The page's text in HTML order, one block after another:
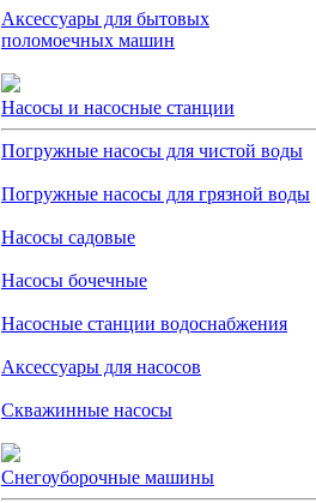
Аксессуары для бытовых
поломоечных машин
Насосы и насосные станции
Погружные насосы для чистой воды
Погружные насосы для грязной воды
Насосы садовые
Насосы бочечные
Насосные станции водоснабжения
Аксессуары для насосов
Скважинные насосы
Снегоуборочные машины